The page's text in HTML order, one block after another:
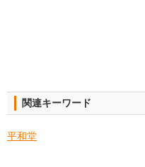
関連キーワード
平和堂